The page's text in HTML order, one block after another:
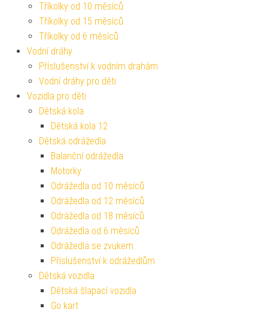
Tříkolky od 10 měsíců
Tříkolky od 15 měsíců
Tříkolky od 6 měsíců
Vodní dráhy
Příslušenství k vodním drahám
Vodní dráhy pro děti
Vozidla pro děti
Dětská kola
Dětská kola 12
Dětská odrážedla
Balanční odrážedla
Motorky
Odrážedla od 10 měsíců
Odrážedla od 12 měsíců
Odrážedla od 18 měsíců
Odrážedla od 6 měsíců
Odrážedla se zvukem
Příslušenství k odrážedlům
Dětská vozidla
Dětská šlapací vozidla
Go kart